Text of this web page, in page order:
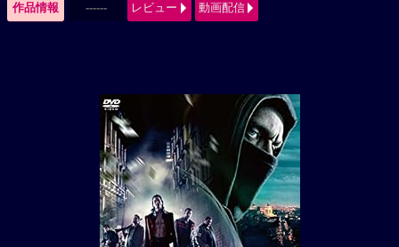
作品情報 ------ レビュー 動画配信